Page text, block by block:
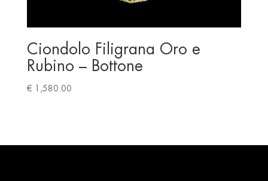
Ciondolo Filigrana Oro e
Rubino – Bottone
€ 1,580.00